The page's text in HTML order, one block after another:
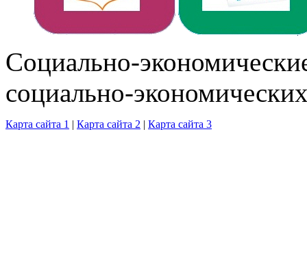
Cоциально-
социально-
Карта сайта 1 | Карта сайта 2 | Карта сайта 3